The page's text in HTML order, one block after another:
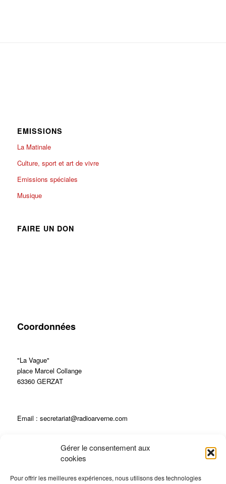
Gérer le consentement aux
cookies
Pour offrir les meilleures expériences, nous utilisons des technologies
EMISSIONS
La Matinale
Culture, sport et art de vivre
Emissions spéciales
Musique
FAIRE UN DON
Coordonnées
"La Vague"
place Marcel Collange
63360 GERZAT
Email : secretariat@radioarverne.com